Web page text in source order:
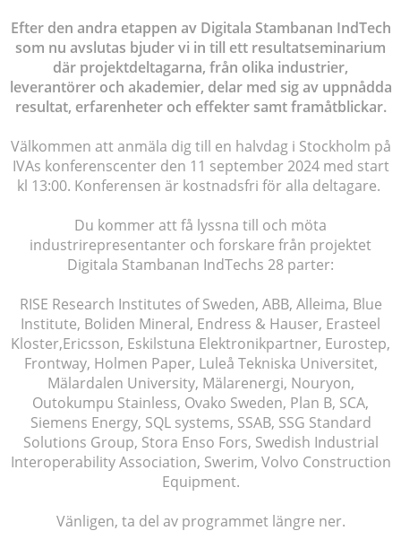
Efter den andra etappen av Digitala Stambanan IndTech
som nu avslutas bjuder vi in till ett resultatseminarium
där projektdeltagarna, från olika industrier,
leverantörer och akademier, delar med sig av uppnådda
resultat, erfarenheter och effekter samt framåtblickar.
Välkommen att anmäla dig till en halvdag i Stockholm på
IVAs konferenscenter den 11 september 2024 med start
kl 13:00. Konferensen är kostnadsfri för alla deltagare.
Du kommer att få lyssna till och möta
industrirepresentanter och forskare från projektet
Digitala Stambanan IndTechs 28 parter:
RISE Research Institutes of Sweden, ABB, Alleima, Blue
Institute, Boliden Mineral, Endress & Hauser, Erasteel
Kloster,Ericsson, Eskilstuna Elektronikpartner, Eurostep,
Frontway, Holmen Paper, Luleå Tekniska Universitet,
Mälardalen University, Mälarenergi, Nouryon,
Outokumpu Stainless, Ovako Sweden, Plan B, SCA,
Siemens Energy, SQL systems, SSAB, SSG Standard
Solutions Group, Stora Enso Fors, Swedish Industrial
Interoperability Association, Swerim, Volvo Construction
Equipment.
Vänligen, ta del av programmet längre ner.